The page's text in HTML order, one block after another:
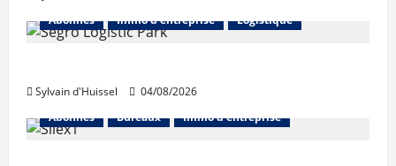
Abonnés
Immo d'entreprise Logistique
Sylvain d'Huissel
04/08/2026
Abonnés
Bureaux Immo d'entreprise